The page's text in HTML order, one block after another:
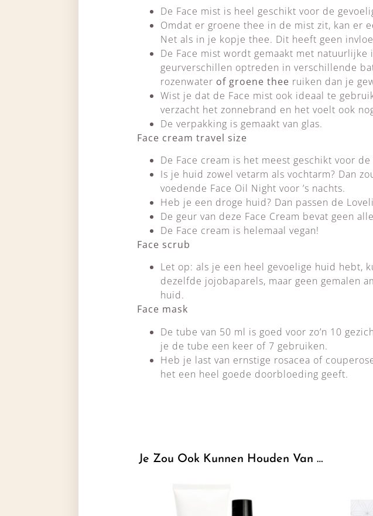
De Face mist is heel geschikt voor de
Omdat er groene thee in de mist zit, kan er
Net als in je kopje thee. Dit heeft geen
De Face mist wordt gemaakt met
geurverschillen optreden in verschillende
rozenwater of groene thee ruiken dan je
Wist je dat de Face mist ook ideaal te
verzacht het zonnebrand en het voelt ook
De verpakking is gemaakt van glas.
Face cream travel size
De Face cream is het meest geschikt voor
Is je huid zowel vetarm als vochtarm? Dan
voedende Face Oil Night voor ’s nachts.
Heb je een droge huid? Dan passen de
De geur van deze Face Cream bevat geen
De Face cream is helemaal vegan!
Face scrub
Let op: als je een heel gevoelige huid hebt,
dezelfde jojobaparels, maar geen gemalen
huid.
Face mask
De tube van 50 ml is goed voor zo’n 10
je de tube een keer of 7 gebruiken.
Heb je last van ernstige rosacea of
het een heel goede doorbloeding geeft.
Je Zou Ook Kunnen Houden Van …